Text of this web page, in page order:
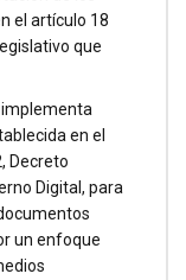
el artículo 18
que
implementa
en el
Decreto
Digital, para
un enfoque